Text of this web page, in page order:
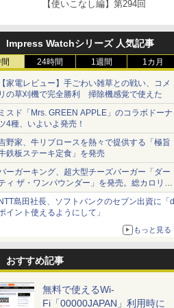
【使いこなし編】第294回
Impress Watchシリーズ 人気記事
24時間 1週間 1カ月
家電レビュー】手ごわい雑草との戦い、コメ
の草刈機で完全勝利 掃除機感覚で使えた
スド「Mrs. GREEN APPLE」のコラボドーナ
4種、いよいよ発売！
野家、牛リブロースを熱々で提供する「極旨
鉄板ステーキ定食」を発売
ーガーキング、超大型チーズバーガー「ダー
ィ ザ・ワンパウンダー」を発売。総カロリー
1656kcal、総重量約527g！
島田社長、ソフトバンクのセブン出資に「d
イント使えるようにして」
もっと見る
おすすめ記事
無料で使えるWi-
Fi「00000JAPAN」利用時に